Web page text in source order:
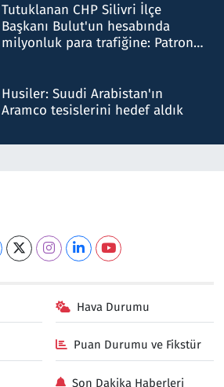
Tutuklanan CHP Silivri İlçe
Başkanı Bulut'un hesabında
milyonluk para trafiğine: Patron
Husiler: Suudi Arabistan'ın
Aramco tesislerini hedef aldık
Hava Durumu
Puan Durumu ve Fikstür
Son Dakika Haberleri